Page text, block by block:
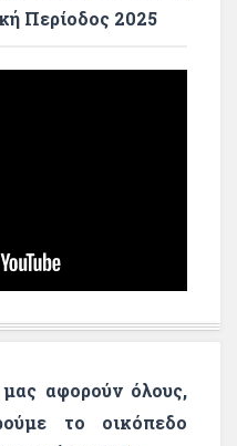
Περίοδος 2025
αφορούν όλους,
το οικόπεδο